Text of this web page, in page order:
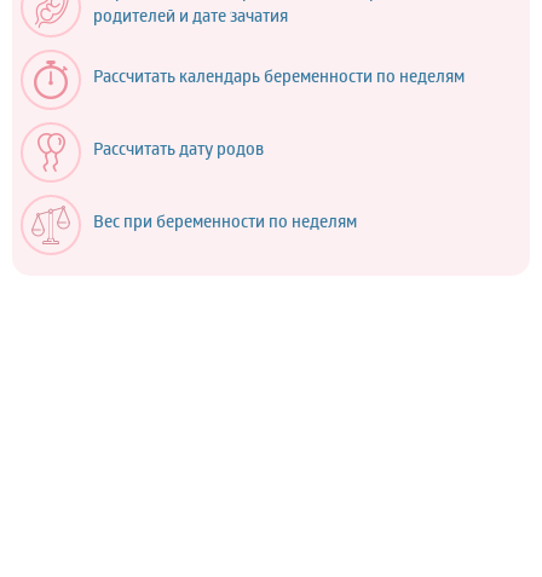
родителей и дате зачатия
Рассчитать календарь беременности по неделям
Рассчитать дату родов
Вес при беременности по неделям